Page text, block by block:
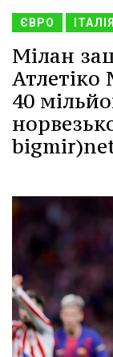
ЄВРО ІТАЛІЯ
Мілан
Атлетіко
40